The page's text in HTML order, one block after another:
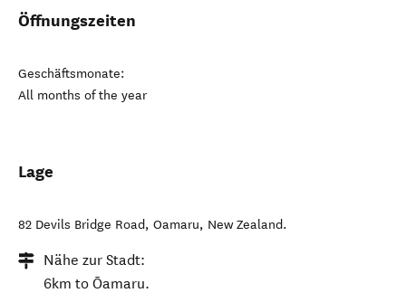
Öffnungszeiten
Geschäftsmonate:
All months of the year
Lage
82 Devils Bridge Road, Oamaru, New Zealand.
Nähe zur Stadt:
6km to Ōamaru.